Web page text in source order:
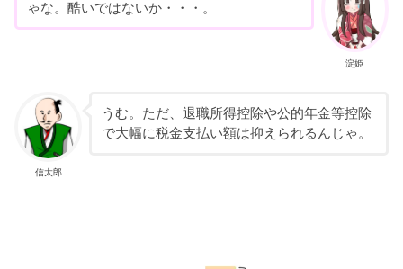
淀姫
ゃな。酷いではないか・・・。
信太郎
うむ。ただ、退職所得控除や公的年金等控除
で大幅に税金支払い額は抑えられるんじゃ。